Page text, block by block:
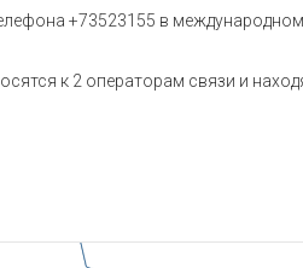
+73523155 в
к 2 операторам связи и